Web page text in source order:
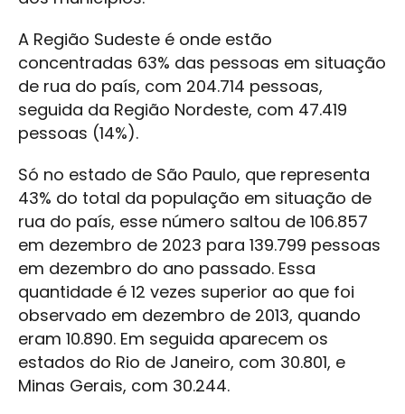
A Região Sudeste é onde estão
concentradas 63% das pessoas em situação
de rua do país, com 204.714 pessoas,
seguida da Região Nordeste, com 47.419
pessoas (14%).
Só no estado de São Paulo, que representa
43% do total da população em situação de
rua do país, esse número saltou de 106.857
em dezembro de 2023 para 139.799 pessoas
em dezembro do ano passado. Essa
quantidade é 12 vezes superior ao que foi
observado em dezembro de 2013, quando
eram 10.890. Em seguida aparecem os
estados do Rio de Janeiro, com 30.801, e
Minas Gerais, com 30.244.